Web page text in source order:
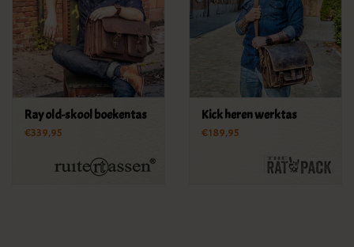
Ray old-skool boekentas
€339,95
Kick heren werktas
€189,95